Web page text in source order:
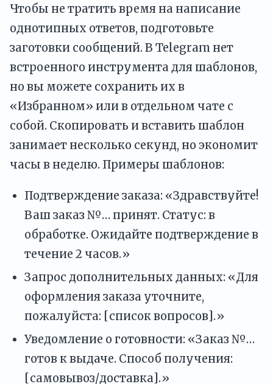
Чтобы не тратить время на написание
однотипных ответов, подготовьте
заготовки сообщений. В Telegram нет
встроенного инструмента для шаблонов,
но вы можете сохранить их в
«Избранном» или в отдельном чате с
собой. Скопировать и вставить шаблон
занимает несколько секунд, но экономит
часы в неделю. Примеры шаблонов:
Подтверждение заказа: «Здравствуйте!
Ваш заказ №… принят. Статус: в
обработке. Ожидайте подтверждение в
течение 2 часов.»
Запрос дополнительных данных: «Для
оформления заказа уточните,
пожалуйста: [список вопросов].»
Уведомление о готовности: «Заказ №…
готов к выдаче. Способ получения:
[самовывоз/доставка].»